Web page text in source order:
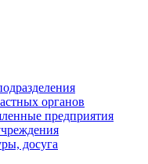
органов
предприятия
досуга